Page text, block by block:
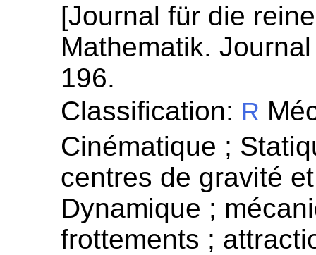
[Journal für die
Mathematik.
196.
Classification: R
Cinématique ;
centres de gravité
Dynamique ;
frottements ;